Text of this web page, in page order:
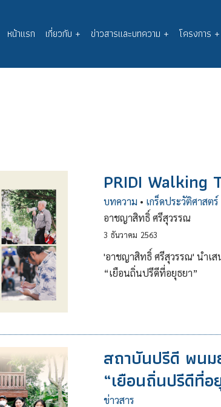
Main
navigation
หน้าแรก เกี่ยวกับ + ข่าวสารและบทความ + โครงการ +
PRIDI Walking
บทความ • เกร็ดประวัติศาสตร์
อาชญาสิทธิ์ ศรีสุวรรณ
3 ธันวาคม 2563
'อาชญาสิทธิ์ ศรีสุวรรณ' นำเส
“เยือนถิ่นปรีดีที่อยุธยา”
สถาบันปรีดี พนม
“เยือนถิ่นปรีดีที่อ
ข่าวสาร